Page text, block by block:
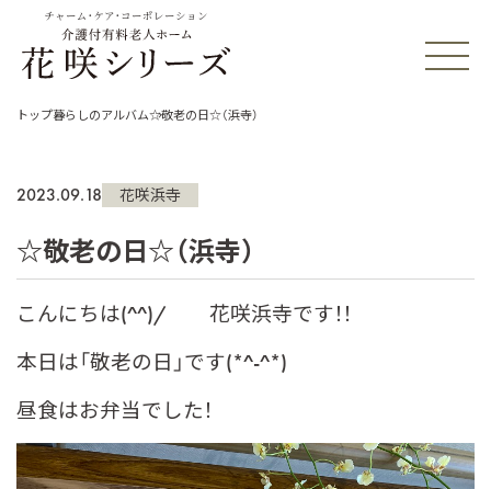
チャーム・ケア・コーポレーション
トップ暮らしのアルバム☆敬老の日☆（浜寺）
2023.09.18 花咲浜寺
☆敬老の日☆（浜寺）
こんにちは(^^)/ 花咲浜寺です！！
本日は「敬老の日」です(*^-^*)
昼食はお弁当でした！